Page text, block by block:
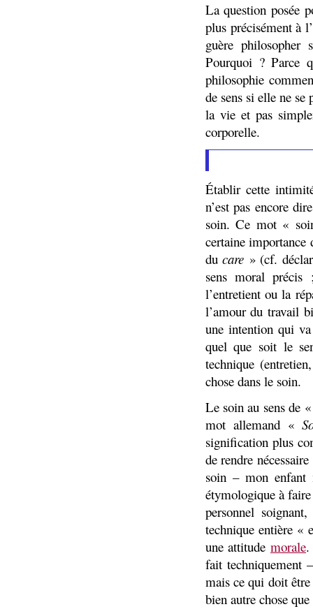
La question posée
plus précisément à
guère philosopher
Pourquoi ? Parce
philosophie
de sens si elle ne se
la vie et pas
corporelle.
Établir cette
n’est pas encore
soin. Ce mot «
certaine importance
ducare » (cf.
sens moral
l’entretient ou la
l’amour du travail
une intention qui
quel que soit le
technique
chose dans le soin.
Le soin au sens de
mot allemand «
signification plus
de rendre
soin – mon
étymologique à
personnel
technique entière «
une attitudemorale.
fait techniquement
mais ce qui doit
bien autre chose